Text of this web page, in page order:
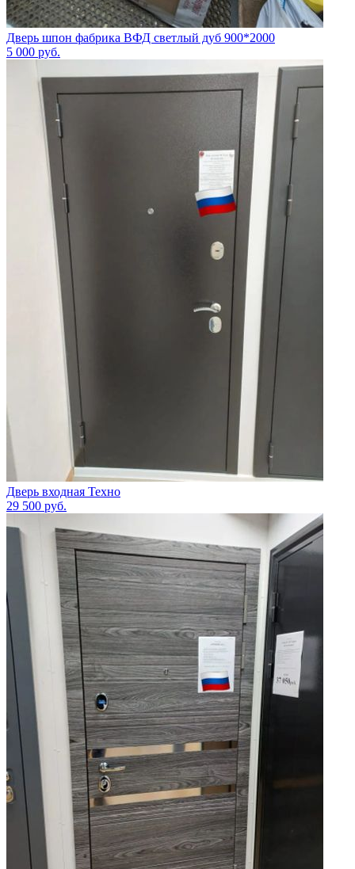
Дверь шпон фабрика ВФД светлый дуб 900*2000
5 000 руб.
Дверь входная Техно
29 500 руб.